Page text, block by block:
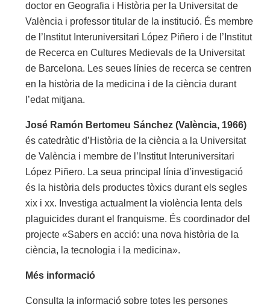
doctor en Geografia i Història per la Universitat de
València i professor titular de la institució. És membre
de l’Institut Interuniversitari López Piñero i de l’Institut
de Recerca en Cultures Medievals de la Universitat
de Barcelona. Les seues línies de recerca se centren
en la història de la medicina i de la ciència durant
l’edat mitjana.
José Ramón Bertomeu Sánchez (València, 1966)
és catedràtic d’Història de la ciència a la Universitat
de València i membre de l’Institut Interuniversitari
López Piñero. La seua principal línia d’investigació
és la història dels productes tòxics durant els segles
xix i xx. Investiga actualment la violència lenta dels
plaguicides durant el franquisme. És coordinador del
projecte «Sabers en acció: una nova història de la
ciència, la tecnologia i la medicina».
Més informació
Consulta la informació sobre totes les persones